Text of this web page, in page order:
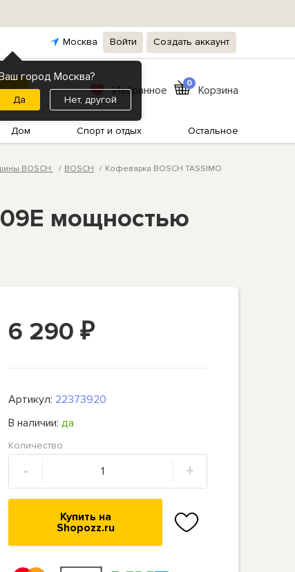
Москва
город Москва?
Нет, другой
Войти Создать аккаунт
Избранное
0
Корзина
Дом Спорт и отдых Остальное
BOSCH BOSCH
Кофеварка BOSCH TASSIMO
мощностью
6 290₽
Артикул: 22373920
В наличии:да
Количество
- +
Купить на
Shopozz.ru